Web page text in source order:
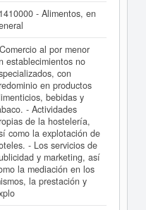
SL. puede
Informe ampliadode
SL. y consultar
así como los
disponibles.
de empresa se ha
12/2025.
- Alimentos, en
al por menor
establecimientos no
con
en productos
bebidas y
- Actividades
de la hostelería,
como la explotación de
- Los servicios de
y marketing, así
la mediación en los
la prestación y